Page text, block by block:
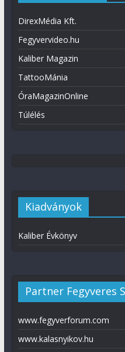
DirexMédia Kft.
Fegyvervideo.hu
Kaliber Magazin
TattooMánia
ÓraMagazinOnline
Túlélés
Kiadványok
Kaliber Évkönyv
Partner Fegyveres
www.fegyverforum.com
www.kalasnyikov.hu